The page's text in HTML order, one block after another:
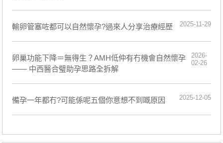
輸卵管塞咗都可以自然懷孕?過來人分享治療經歷 2025-11-29
卵巢功能下降＝無得生？AMH低仲有冇機會自然懷孕
—— 中西醫合璧助孕思路全拆解
2026-
02-26
備孕一年都冇?可能係呢五個你意想不到嘅原因 2025-12-05